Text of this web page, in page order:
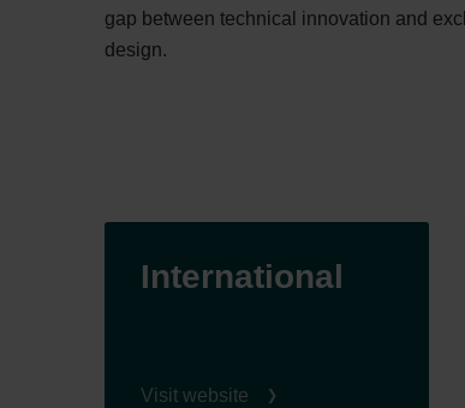
gap between technical innovation and
design.
International
Visit website